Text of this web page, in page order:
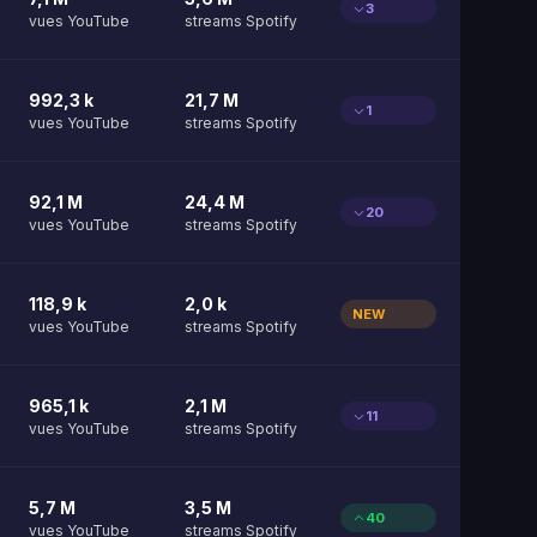
vues YouTube streams Spotify
3
992,3 k
vues YouTube
21,7 M
streams Spotify
1
92,1 M
vues YouTube
24,4 M
streams Spotify
20
118,9 k
vues YouTube
2,0 k
streams Spotify
NEW
965,1 k
vues YouTube
2,1 M
streams Spotify
11
5,7 M
vues YouTube
3,5 M
streams Spotify
40